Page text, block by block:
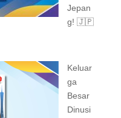
Jepan
g! 🇯🇵
Keluar
ga
Besar
Dinusi